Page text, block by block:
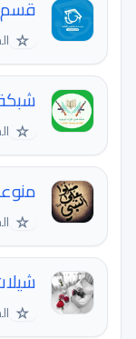
قسم
☆
☆
☆
☆